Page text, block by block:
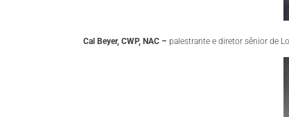
Cal Beyer, CWP, NAC – palestrante e diretor sênior de